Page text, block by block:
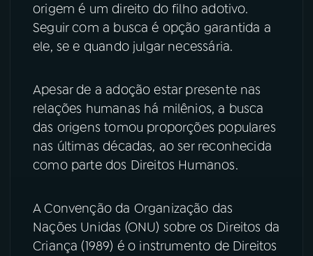
07 ÚLTIMAS
08FESTIVAL DE MÚSICA
ACOMPANHE A RÁDIO NACIONAL
YouTube Facebook
Instagram X
TikTok
origem é um direito do filho adotivo.
Seguir com a busca é opção garantida a
ele, se e quando julgar necessária.
Apesar de a adoção estar presente nas
relações humanas há milênios, a busca
das origens tomou proporções populares
nas últimas décadas, ao ser reconhecida
como parte dos Direitos Humanos.
A Convenção da Organização das
Nações Unidas (ONU) sobre os Direitos da
Criança (1989) é o instrumento de Direitos